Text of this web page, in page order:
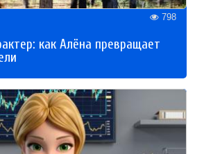
798
как Алёна превращает